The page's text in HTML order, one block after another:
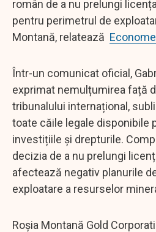
român de a nu prelungi
pentru perimetrul de
Montană, relatează
Într-un comunicat oficial,
exprimat nemulțumirea față
tribunalului internațional,
toate căile legale disponibile
investițiile și drepturile.
decizia de a nu prelungi
afectează negativ planurile
exploatare a resurselor
Roșia Montană Gold